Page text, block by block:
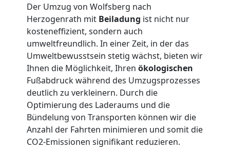
Der Umzug von Wolfsberg nach
Herzogenrath mit Beiladung ist nicht nur
kosteneffizient, sondern auch
umweltfreundlich. In einer Zeit, in der das
Umweltbewusstsein stetig wächst, bieten wir
Ihnen die Möglichkeit, Ihren ökologischen
Fußabdruck während des Umzugsprozesses
deutlich zu verkleinern. Durch die
Optimierung des Laderaums und die
Bündelung von Transporten können wir die
Anzahl der Fahrten minimieren und somit die
CO2-Emissionen signifikant reduzieren.
LKW
Möbellift
Wolfsberg
Übersiedlung